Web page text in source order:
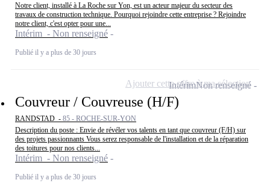
Notre client, installé à La Roche sur Yon, est un acteur majeur du secteur des
travaux de construction technique. Pourquoi rejoindre cette entreprise ? Rejoindre
notre client, c'est opter pour une...
Intérim - Non renseigné
Publié il y a plus de 30 jours
Couvreur / Couvreuse (H/F)
RANDSTAD - 85 - ROCHE-SUR-YON
Description du poste : Envie de révéler vos talents en tant que couvreur (F/H) sur
des projets passionnants Vous serez responsable de l'installation et de la réparation
des toitures pour nos clients...
Intérim - Non renseigné
Publié il y a plus de 30 jours
IntérimNon renseigné
Ajouter cette offre à ma sélection